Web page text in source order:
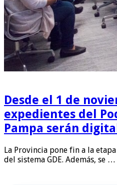
Desde el 1 de
expedientes del
Pampa serán
La Provincia pone fin a la
del sistema GDE. Además, se …